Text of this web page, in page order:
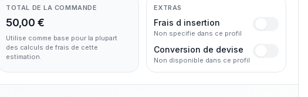
TOTAL DE LA COMMANDE
50,00 €
Utilise comme base pour la plupart
des calculs de frais de cette
estimation.
EXTRAS
Frais d insertion
Non specifie dans ce profil
Conversion de devise
Non disponible dans ce profil